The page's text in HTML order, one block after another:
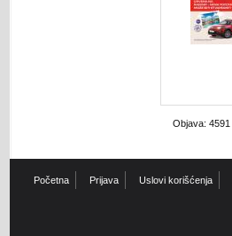
Objava: 4591
Početna Prijava Uslovi korišćenja